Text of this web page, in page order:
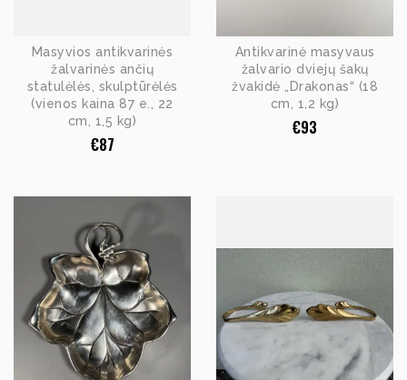
Masyvios antikvarinės
žalvarinės ančių
statulėlės, skulptūrėlės
(vienos kaina 87 e., 22
cm, 1,5 kg)
€87
Antikvarinė masyvaus
žalvario dviejų šakų
žvakidė „Drakonas“ (18
cm, 1,2 kg)
€93